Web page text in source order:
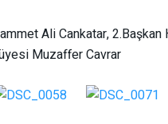
Ali Cankatar,
Muzaffer Cavrar